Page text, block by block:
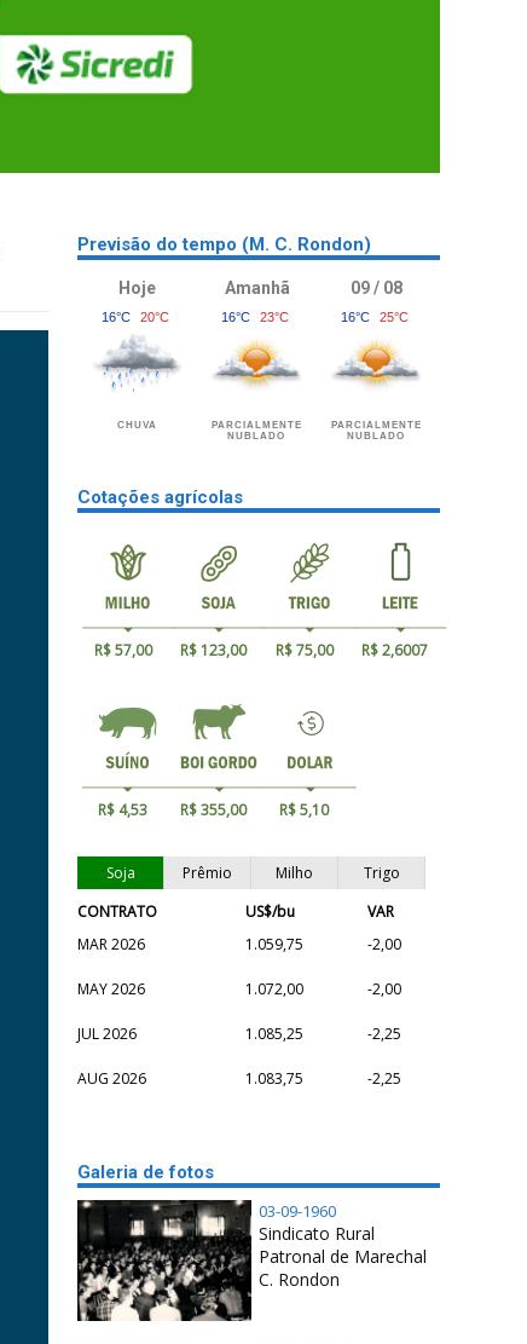
Previsão do tempo (M. C. Rondon)
Hoje
16°C 20°C
CHUVA
Amanhã
16°C 23°C
PARCIALMENTE
NUBLADO
09 / 08
16°C 25°C
PARCIALMENTE
NUBLADO
Cotações agrícolas
R$ 57,00 R$ 123,00 R$ 75,00 R$ 2,6007
R$ 4,53 R$ 355,00 R$ 5,10
Soja Prêmio Milho
Trigo
CONTRATO
US$/bu
VAR
MAR 2026
1.059,75 -2,00
MAY 2026 1.072,00 -2,00
JUL 2026 1.085,25 -2,25
AUG 2026 1.083,75 -2,25
Galeria de fotos
03-09-1960
Sindicato Rural
Patronal de Marechal
C. Rondon